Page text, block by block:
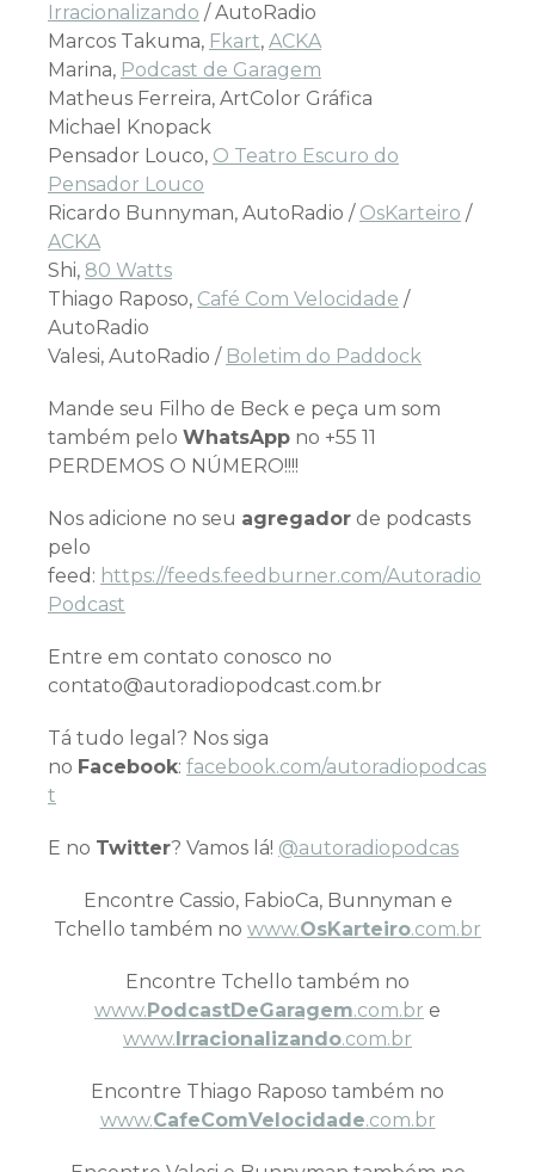
Irracionalizando / AutoRadio
Marcos Takuma, Fkart, ACKA
Marina, Podcast de Garagem
Matheus Ferreira, ArtColor Gráfica
Michael Knopack
Pensador Louco, O Teatro Escuro do
Pensador Louco
Ricardo Bunnyman, AutoRadio / OsKarteiro /
ACKA
Shi, 80 Watts
Thiago Raposo, Café Com Velocidade /
AutoRadio
Valesi, AutoRadio / Boletim do Paddock
Mande seu Filho de Beck e peça um som
também pelo WhatsApp no +55 11
PERDEMOS O NÚMERO!!!!
Nos adicione no seu agregador de podcasts
pelo
feed: https://feeds.feedburner.com/Autoradio
Podcast
Entre em contato conosco no
contato@autoradiopodcast.com.br
Tá tudo legal? Nos siga
no Facebook: facebook.com/autoradiopodcas
t
E no Twitter? Vamos lá! @autoradiopodcas
Encontre Cassio, FabioCa, Bunnyman e
Tchello também no www.OsKarteiro.com.br
Encontre Tchello também no
www. PodcastDeGaragem.com.br e
www. Irracionalizando.com.br
Encontre Thiago Raposo também no
www.CafeComVelocidade.com.br